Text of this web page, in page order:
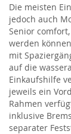
Die meisten
jedoch auch
Senior
werden
mit
auf die
Einkaufshilfe
jeweils ein
Rahmen
inklusive
separater